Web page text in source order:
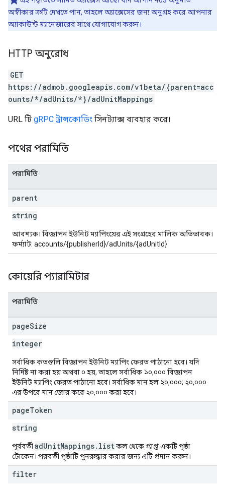
অস্বীকার ত্রুটি দেখতে পান, তাহলে অ্যাক্সেসের জন্য অনুগ্রহ করে আপনার
অ্যাকাউন্ট ম্যানেজারের সাথে যোগাযোগ করুন।
HTTP অনুরোধ
GET
https://admob.googleapis.com/v1beta/{parent=acc
ounts/*/adUnits/*}/adUnitMappings
URL টি gRPC ট্রান্সকোডিং সিনট্যাক্স ব্যবহার করে।
পথের পরামিতি
পরামিতি
parent
string
আবশ্যক। বিজ্ঞাপন ইউনিট ম্যাপিংয়ের এই সংগ্রহের মালিক অভিভাবক।
ফর্ম্যাট: accounts/{publisherId}/adUnits/{adUnitId}
কোয়েরি প্যারামিটার
পরামিতি
pageSize
integer
সর্বাধিক কতগুলি বিজ্ঞাপন ইউনিট ম্যাপিং ফেরত পাঠানো হবে। যদি
নির্দিষ্ট না করা হয় অথবা ০ হয়, তাহলে সর্বাধিক ১০,০০০ বিজ্ঞাপন
ইউনিট ম্যাপিং ফেরত পাঠানো হবে। সর্বাধিক মান হল ২০,০০০; ২০,০০০
এর উপরে মান জোর করে ২০,০০০ করা হবে।
pageToken
string
পূর্ববর্তীadUnitMappings.listকল থেকে প্রাপ্ত একটি পৃষ্ঠা
টোকেন। পরবর্তী পৃষ্ঠাটি পুনরুদ্ধার করার জন্য এটি প্রদান করুন।
filter